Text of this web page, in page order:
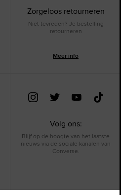
Zorgeloos retourneren
Niet tevreden? Je bestelling
retourneren
Meer info
Volg ons:
Blijf op de hoogte van het laatste
nieuws via de sociale kanalen van
Converse.